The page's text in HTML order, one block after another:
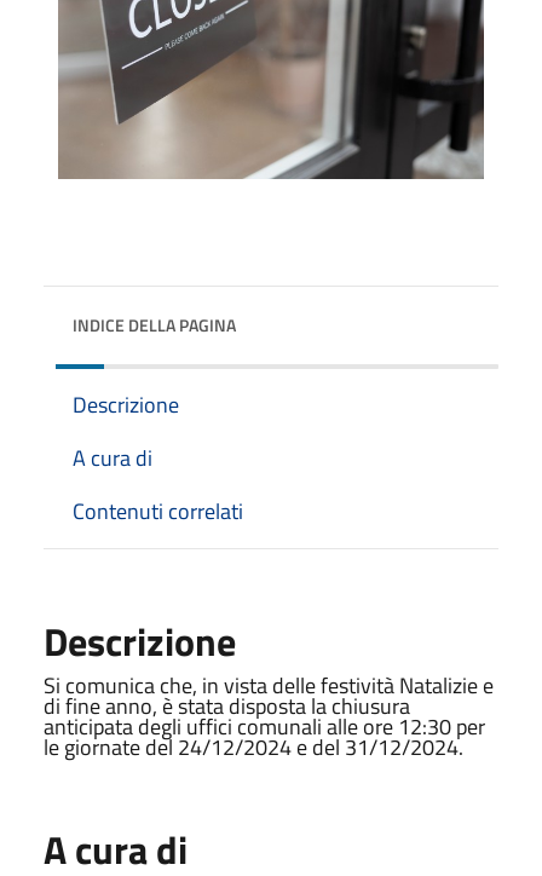
INDICE DELLA PAGINA
Descrizione
A cura di
Contenuti correlati
Descrizione
Si comunica che, in vista delle festività Natalizie e
di fine anno, è stata disposta la chiusura
anticipata degli uffici comunali alle ore 12:30 per
le giornate del 24/12/2024 e del 31/12/2024.
A cura di